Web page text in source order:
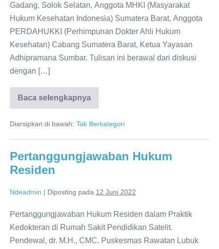
Gadang, Solok Selatan, Anggota MHKI (Masyarakat
Hukum Kesehatan Indonesia) Sumatera Barat, Anggota
PERDAHUKKI (Perhimpunan Dokter Ahli Hukum
Kesehatan) Cabang Sumatera Barat, Ketua Yayasan
Adhipramana Sumbar. Tulisan ini berawal dari diskusi
dengan […]
Baca selengkapnya
Dokter
Spesialis
Puskesmas
Diarsipkan di bawah: Tak Berkategori
Pertanggungjawaban Hukum
Residen
Ndeadmin | Diposting pada 12 Juni 2022
Pertanggungjawaban Hukum Residen dalam Praktik
Kedokteran di Rumah Sakit Pendidikan Satelit.
Pendewal, dr. M.H., CMC. Puskesmas Rawatan Lubuk